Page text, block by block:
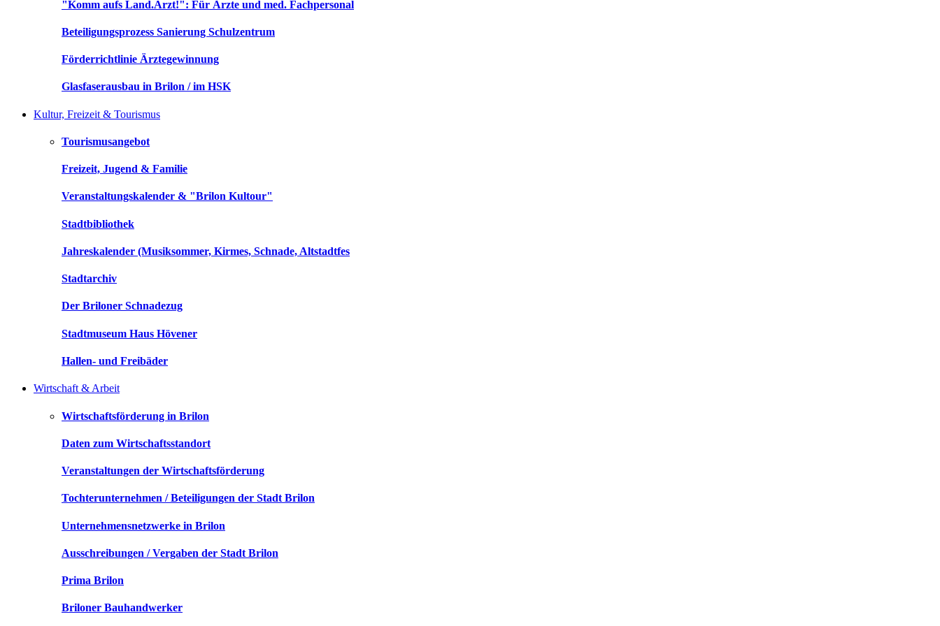
"Komm aufs Land.Arzt!": Für Ärzte und med. Fachpersonal
Beteiligungsprozess Sanierung Schulzentrum
Förderrichtlinie Ärztegewinnung
Glasfaserausbau in Brilon / im HSK
Kultur, Freizeit & Tourismus
Tourismusangebot
Freizeit, Jugend & Familie
Veranstaltungskalender & "Brilon Kultour"
Stadtbibliothek
Jahreskalender (Musiksommer, Kirmes, Schnade, Altstadtfes
Stadtarchiv
Der Briloner Schnadezug
Stadtmuseum Haus Hövener
Hallen- und Freibäder
Wirtschaft & Arbeit
Wirtschaftsförderung in Brilon
Daten zum Wirtschaftsstandort
Veranstaltungen der Wirtschaftsförderung
Tochterunternehmen / Beteiligungen der Stadt Brilon
Unternehmensnetzwerke in Brilon
Ausschreibungen / Vergaben der Stadt Brilon
Prima Brilon
Briloner Bauhandwerker